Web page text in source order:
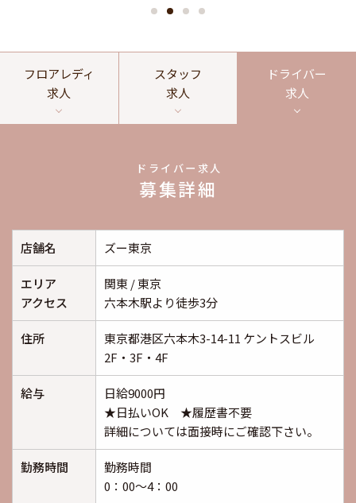
フロアレディ
求人
スタッフ
求人
ドライバー
求人
ドライバー求人
募集詳細
店舗名 ズー東京
エリア
アクセス
関東 / 東京
六本木駅より徒歩3分
住所
東京都港区六本木3-14-11 ケントスビル
2F・3F・4F
給与
日給9000円
★日払いOK ★履歴書不要
詳細については面接時にご確認下さい。
勤務時間
勤務時間
0：00～4：00